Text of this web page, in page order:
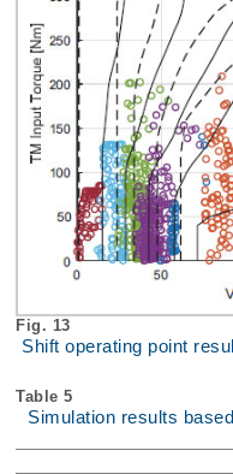
Fig. 13
Shift operating point
Table 5
Simulation results